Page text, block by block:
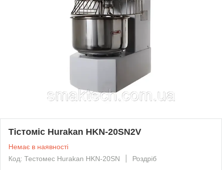
Тістоміс Hurakan HKN-20SN2V
Немає в наявності
Код: Тестомес Hurakan HKN-20SN
Роздріб